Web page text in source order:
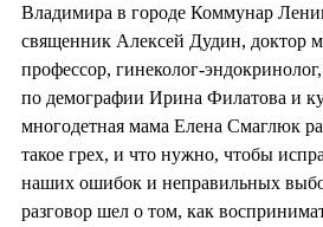
Владимира в городе Коммунар
священник Алексей Дудин, доктор
профессор, гинеколог-
по демографии Ирина Филатова и
многодетная мама Елена Смаглюк
такое грех, и что нужно, чтобы
наших ошибок и неправильных
разговор шел о том, как